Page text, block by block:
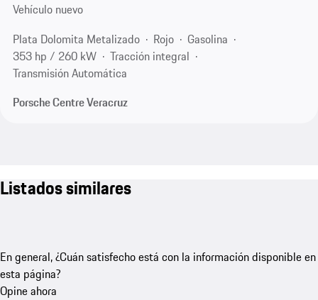
Vehículo nuevo
Plata Dolomita Metalizado
Rojo
Gasolina
353 hp / 260 kW
Tracción integral
Transmisión Automática
Porsche Centre Veracruz
Listados similares
En general, ¿Cuán satisfecho está con la información disponible en
esta página?
Opine ahora